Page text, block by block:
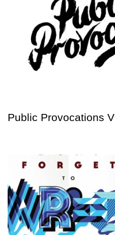
Public Provocations V